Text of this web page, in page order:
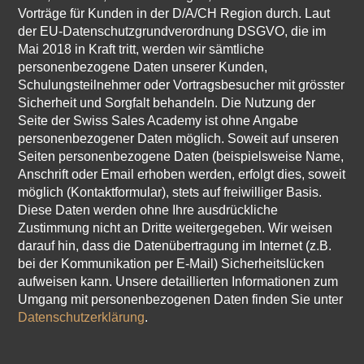
Vorträge für Kunden in der D/A/CH Region durch. Laut
der EU-Datenschutzgrundverordnung DSGVO, die im
Mai 2018 in Kraft tritt, werden wir sämtliche
personenbezogene Daten unserer Kunden,
Schulungsteilnehmer oder Vortragsbesucher mit grösster
Sicherheit und Sorgfalt behandeln. Die Nutzung der
Seite der Swiss Sales Academy ist ohne Angabe
personenbezogener Daten möglich. Soweit auf unseren
Seiten personenbezogene Daten (beispielsweise Name,
Anschrift oder Email erhoben werden, erfolgt dies, soweit
möglich (Kontaktformular), stets auf freiwilliger Basis.
Diese Daten werden ohne Ihre ausdrückliche
Zustimmung nicht an Dritte weitergegeben. Wir weisen
darauf hin, dass die Datenübertragung im Internet (z.B.
bei der Kommunikation per E-Mail) Sicherheitslücken
aufweisen kann. Unsere detaillierten Informationen zum
Umgang mit personenbezogenen Daten finden Sie unter
Datenschutzerklärung.